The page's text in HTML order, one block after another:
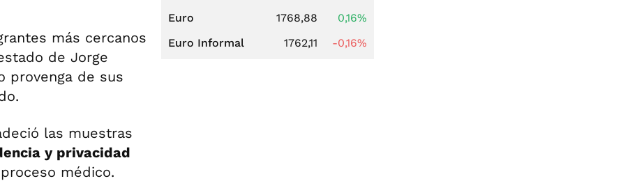
más cercanos
de Jorge
provenga de sus
las muestras
y privacidad
médico.
Euro
1768,88
0,16%
Euro Informal
1762,11 -0,16%